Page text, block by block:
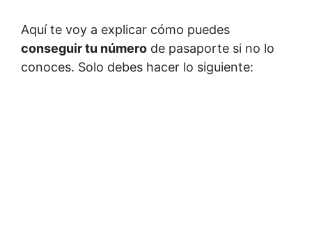
Aquí te voy a explicar cómo puedes
conseguir tu número de pasaporte si no lo
conoces. Solo debes hacer lo siguiente: